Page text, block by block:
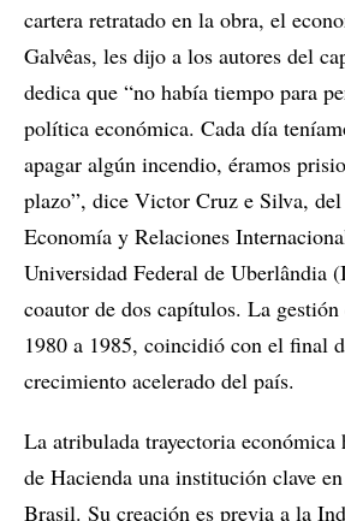
cartera retratado en la obra, el
Galvêas, les dijo a los autores del
dedica que “no había tiempo para
política económica. Cada día
apagar algún incendio, éramos
plazo”, dice Victor Cruz e Silva,
Economía y Relaciones
Universidad Federal de Uberlândia
coautor de dos capítulos. La gestión
1980 a 1985, coincidió con el final
crecimiento acelerado del país.
La atribulada trayectoria
de Hacienda una institución clave
Brasil. Su creación es previa a la